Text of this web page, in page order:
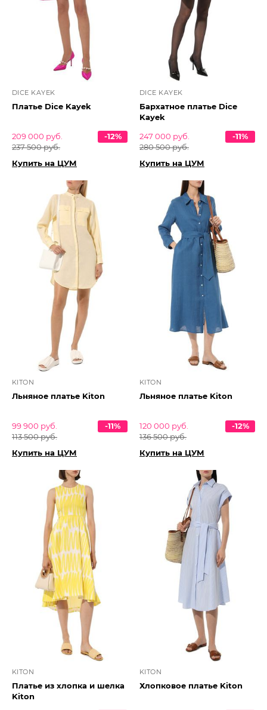
DICE KAYEK
Платье Dice Kayek
209 000 руб.
237 500 руб.
-12%
Купить на ЦУМ
DICE KAYEK
Бархатное платье Dice
Kayek
247 000 руб.
280 500 руб.
-11%
Купить на ЦУМ
KITON
Льняное платье Kiton
99 900 руб.
113 500 руб.
-11%
Купить на ЦУМ
KITON
Льняное платье Kiton
120 000 руб.
136 500 руб.
-12%
Купить на ЦУМ
KITON
Платье из хлопка и шелка
Kiton
KITON
Хлопковое платье Kiton